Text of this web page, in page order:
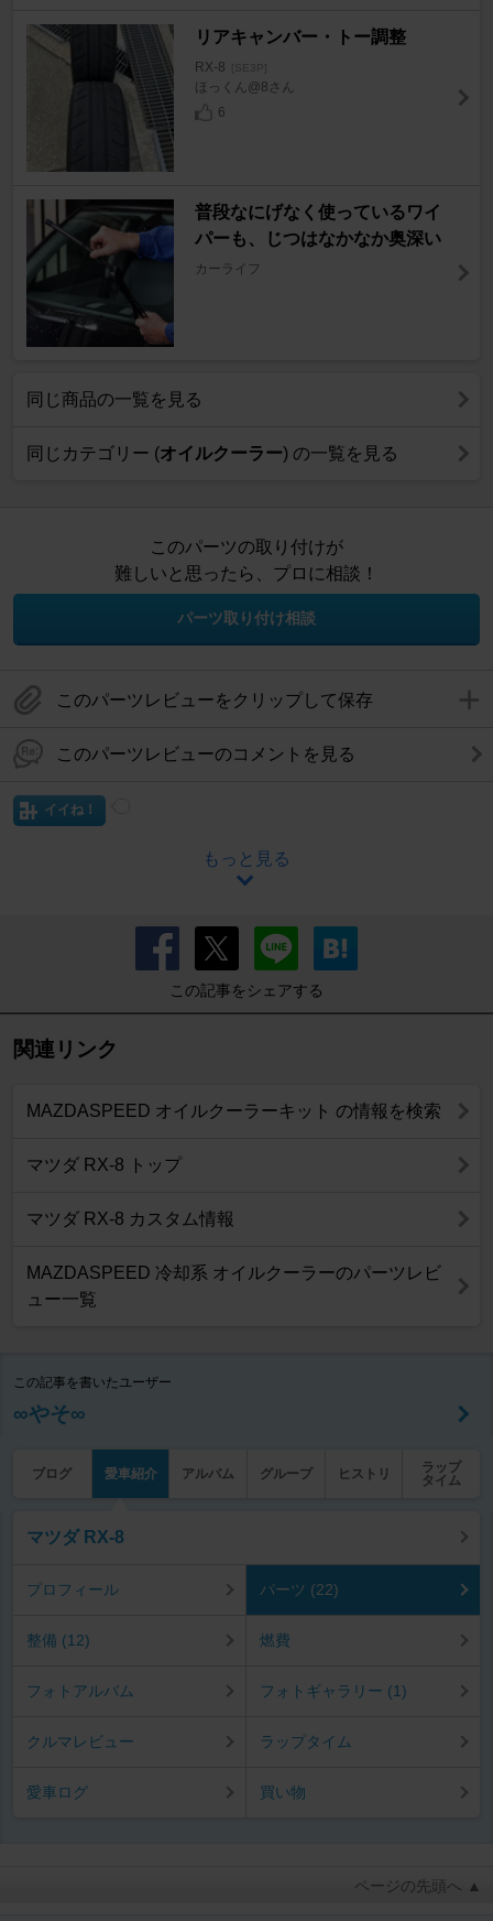
リアキャンバー・トー調整
RX-8 [SE3P]
ほっくん@8さん
6
普段なにげなく使っているワイ
パーも、じつはなかなか奥深い
カーライフ
同じ商品の一覧を見る
同じカテゴリー (オイルクーラー) の一覧を見る
このパーツの取り付けが
難しいと思ったら、プロに相談！
パーツ取り付け相談
このパーツレビューをクリップして保存
このパーツレビューのコメントを見る
イイね！
もっと見る
この記事をシェアする
関連リンク
MAZDASPEED オイルクーラーキット の情報を検索
マツダ RX-8 トップ
マツダ RX-8 カスタム情報
MAZDASPEED 冷却系 オイルクーラーのパーツレビ
ュー一覧
この記事を書いたユーザー
∞やそ∞
ブログ 愛車紹介 アルバム グループ ヒストリ
ラップ
タイム
マツダ RX-8
プロフィール パーツ (22)
整備 (12) 燃費
フォトアルバム フォトギャラリー (1)
クルマレビュー ラップタイム
愛車ログ 買い物
ページの先頭へ ▲